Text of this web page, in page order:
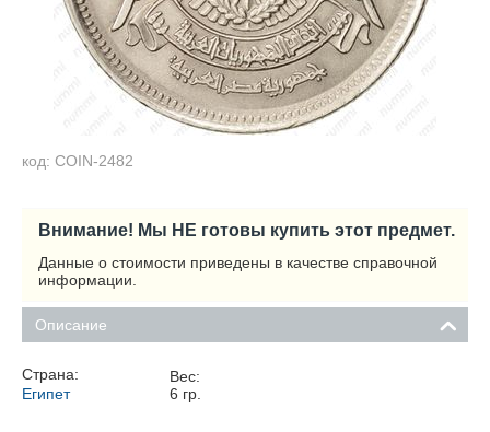
код: COIN-2482
Внимание! Мы НЕ готовы купить этот предмет.
Данные о стоимости приведены в качестве справочной
информации.
Описание
Страна:
Египет
Вес:
6 гр.